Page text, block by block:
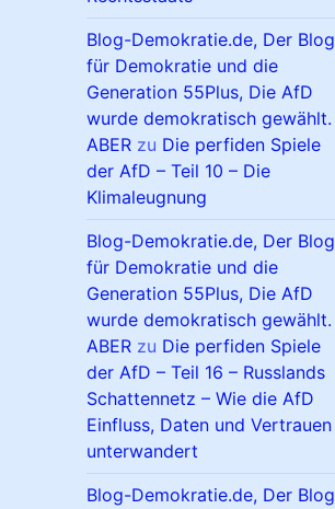
Blog-Demokratie.de, Der Blog
für Demokratie und die
Generation 55Plus, Die AfD
wurde demokratisch gewählt.
ABER zu Die perfiden Spiele
der AfD – Teil 10 – Die
Klimaleugnung
Blog-Demokratie.de, Der Blog
für Demokratie und die
Generation 55Plus, Die AfD
wurde demokratisch gewählt.
ABER zu Die perfiden Spiele
der AfD – Teil 16 – Russlands
Schattennetz – Wie die AfD
Einfluss, Daten und Vertrauen
unterwandert
Blog-Demokratie.de, Der Blog